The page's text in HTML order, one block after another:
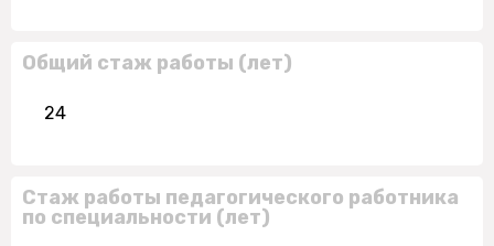
Общий стаж работы (лет)
24
Стаж работы педагогического работника
по специальности (лет)